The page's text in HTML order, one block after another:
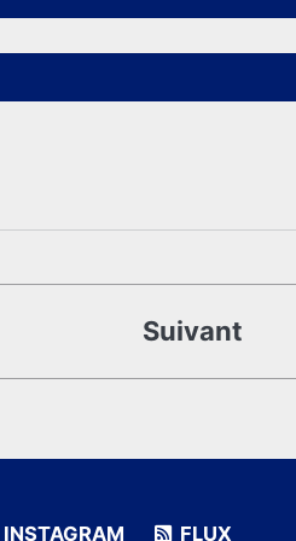
Suivant
INSTAGRAM FLUX